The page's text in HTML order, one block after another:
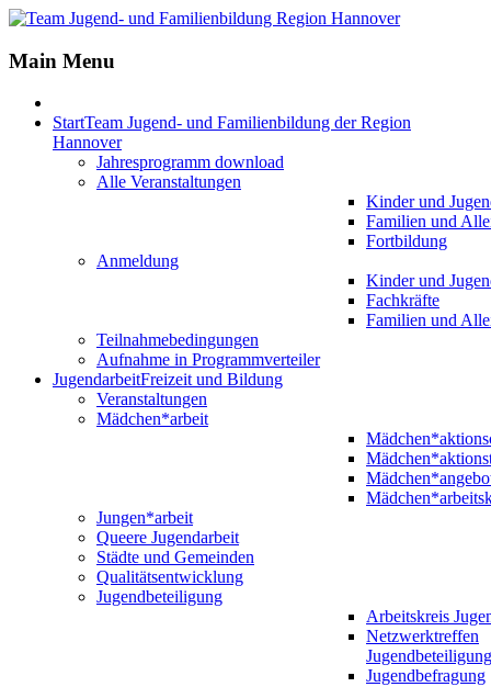
Main Menu
StartTeam Jugend- und Familienbildung der Region
Hannover
Jahresprogramm download
Alle Veranstaltungen
Kinder und
Familien und
Fortbildung
Anmeldung
Kinder und
Fachkräfte
Familien und
Teilnahmebedingungen
Aufnahme in Programmverteiler
JugendarbeitFreizeit und Bildung
Veranstaltungen
Mädchen*arbeit
Jungen*arbeit
Queere Jugendarbeit
Städte und Gemeinden
Qualitätsentwicklung
Jugendbeteiligung
Arbeitskreis
Netzwerktreffen
Jugendbeteiligung
Jugendbefragung